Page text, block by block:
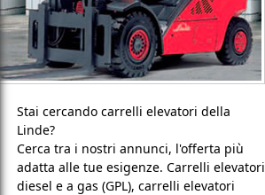
Stai cercando carrelli elevatori della
Linde?
Cerca tra i nostri annunci, l'offerta più
adatta alle tue esigenze. Carrelli elevatori
diesel e a gas (GPL), carrelli elevatori